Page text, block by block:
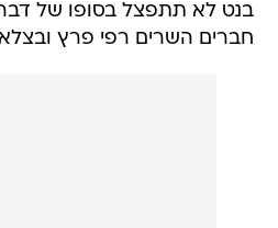
בנט לא תתפצל בסופו של
חברים השרים רפי פרץ